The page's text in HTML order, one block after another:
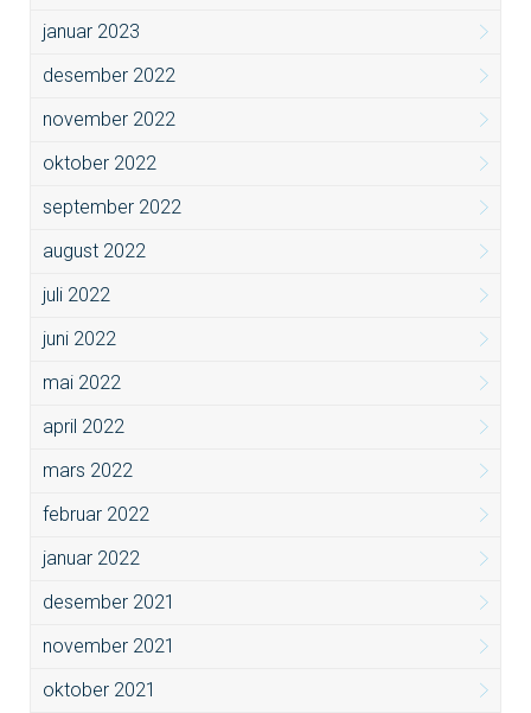
januar 2023
desember 2022
november 2022
oktober 2022
september 2022
august 2022
juli 2022
juni 2022
mai 2022
april 2022
mars 2022
februar 2022
januar 2022
desember 2021
november 2021
oktober 2021